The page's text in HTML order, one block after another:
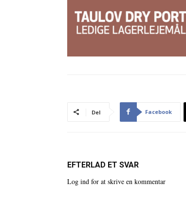
Del Facebook
EFTERLAD ET SVAR
Log ind for at skrive en kommentar